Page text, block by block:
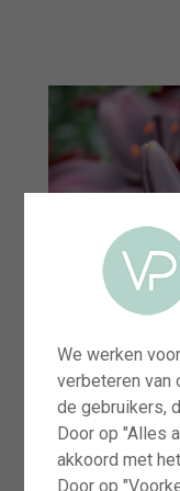
We werken
verbeteren van
de gebruikers,
Door op "Alles
akkoord met
Door op